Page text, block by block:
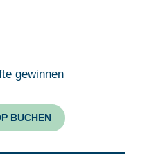
gewinnen
BUCHEN